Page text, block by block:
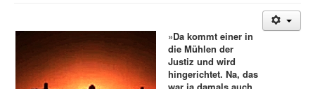
Predigt online
Anfahrt
Links
»Da kommt einer in
die Mühlen der
Justiz und wird
hingerichtet. Na, das